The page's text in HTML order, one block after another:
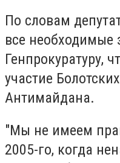
По словам
все необходимые
Генпрокуратуру,
участие
Антимайдана.
"Мы не имеем
2005-го, когда